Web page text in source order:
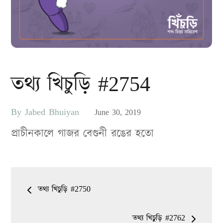
তথ্য খিচুড়ি #2754
ByJabed Bhuiyan
Posted
June 30, 2019
প্রাচীনকালে গাজর বেগুনী রঙের হতো
Postতথ্য খিচুড়ি #2750
তথ্য খিচুড়ি #2762